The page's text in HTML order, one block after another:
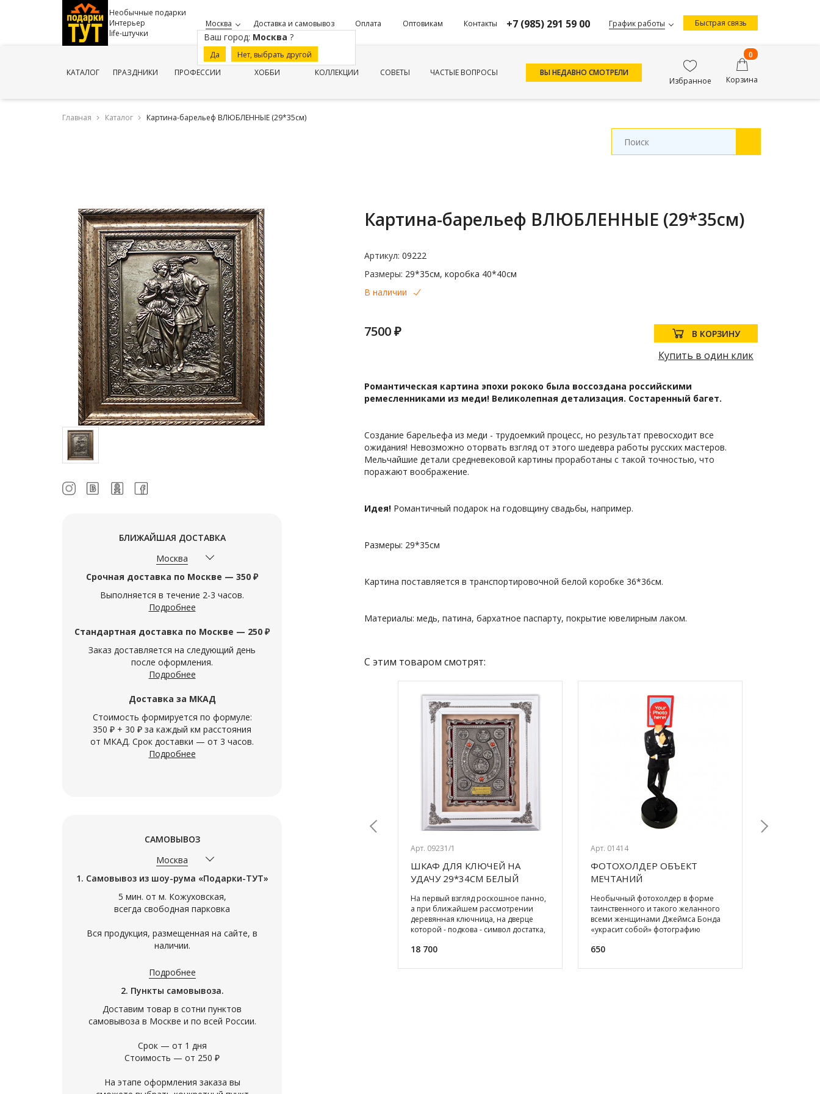
Необычные подарки
Интерьер
life-штучки
Москва
Ваш город: Москва ?
Да Нет, выбрать другой
Доставка и самовывоз Оплата Оптовикам Контакты +7 (985) 291 59 00 График работы Быстрая связь
КАТАЛОГ ПРАЗДНИКИ ПРОФЕССИИ ХОББИ КОЛЛЕКЦИИ СОВЕТЫ ЧАСТЫЕ ВОПРОСЫ
ВЫ НЕДАВНО СМОТРЕЛИ
Избранное
0
Корзина
Главная Каталог Картина-барельеф ВЛЮБЛЕННЫЕ (29*35см)
БЛИЖАЙШАЯ ДОСТАВКА
Москва
Срочная доставка по Москве — 350 ₽
Выполняется в течение 2-3 часов.
Подробнее
Стандартная доставка по Москве — 250 ₽
Заказ доставляется на следующий день
после оформления.
Подробнее
Доставка за МКАД
Стоимость формируется по формуле:
350 ₽ + 30 ₽ за каждый км расстояния
от МКАД. Срок доставки — от 3 часов.
Подробнее
САМОВЫВОЗ
Москва
1. Самовывоз из шоу-рума «Подарки-ТУТ»
5 мин. от м. Кожуховская,
всегда свободная парковка
Вся продукция, размещенная на сайте, в
наличии.
Подробнее
2. Пункты самовывоза.
Доставим товар в сотни пунктов
самовывоза в Москве и по всей России.
Срок — от 1 дня
Стоимость — от 250 ₽
На этапе оформления заказа вы
Картина-барельеф ВЛЮБЛЕННЫЕ (29*35см)
Артикул: 09222
Размеры: 29*35см, коробка 40*40см
В наличии
7500 ₽ В КОРЗИНУ
Купить в один клик
Романтическая картина эпохи рококо была воссоздана российскими
ремесленниками из меди! Великолепная детализация. Состаренный багет.
Создание барельефа из меди - трудоемкий процесс, но результат превосходит все
ожидания! Невозможно оторвать взгляд от этого шедевра работы русских мастеров.
Мельчайшие детали средневековой картины проработаны с такой точностью, что
поражают воображение.
Идея! Романтичный подарок на годовщину свадьбы, например.
Размеры: 29*35см
Картина поставляется в транспортировочной белой коробке 36*36см.
Материалы: медь, патина, бархатное паспарту, покрытие ювелирным лаком.
С этим товаром смотрят:
АРОМАТИЗАТОР В АВТО
ЛЕДЯНОЙ ФРУКТ
Ароматизатор из дерева и войлока
одним движением крепится на
салон машины. Аромат ледяного
фрукта - это аромат роскоши и
КОЛЛЕКЦИИ СИМВОЛЫ
просто посуда, это настоящая
философия чаепития, символ
Арт. 09231/1
ШКАФ ДЛЯ КЛЮЧЕЙ НА
УДАЧУ 29*34СМ БЕЛЫЙ
На первый взгляд роскошное панно,
а при ближайшем рассмотрении
деревянная ключница, на дверце
которой - подкова - символ достатка,
18 700
Арт. 01414
ФОТОХОЛДЕР ОБЪЕКТ
МЕЧТАНИЙ
Необычный фотохолдер в форме
таинственного и такого желанного
всеми женщинами Джеймса Бонда
«украсит собой» фотографию
650